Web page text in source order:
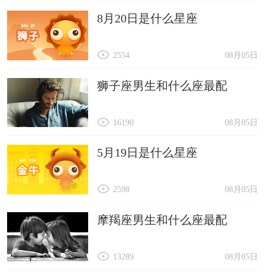
8月20日是什么星座
08月05日
2554
狮子座男生和什么座最配
08月05日
16190
5月19日是什么星座
08月05日
2598
摩羯座男生和什么座最配
08月05日
13289